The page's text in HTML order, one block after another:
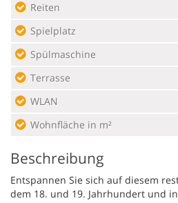
Reiten
Spielplatz
Spülmaschine
Terrasse
WLAN
Wohnfläche in m²
Beschreibung
Entspannen Sie sich auf diesem
dem 18. und 19. Jahrhundert und